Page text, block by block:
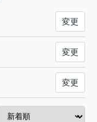
変更
変更
変更